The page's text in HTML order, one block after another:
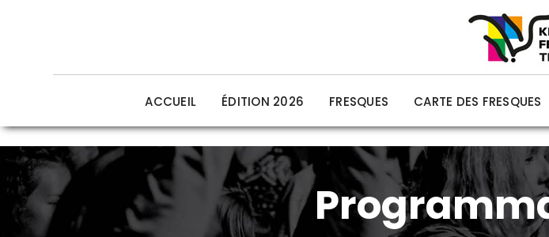
ACCUEIL ÉDITION 2026 FRESQUES CARTE DES FRESQUES